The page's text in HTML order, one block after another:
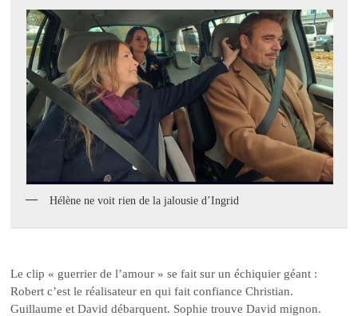
Hélène ne voit rien de la jalousie d’Ingrid
Le clip « guerrier de l’amour » se fait sur un échiquier géant :
Robert c’est le réalisateur en qui fait confiance Christian.
Guillaume et David débarquent. Sophie trouve David mignon.